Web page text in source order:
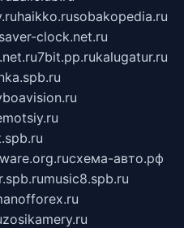
haikko.rusobakopedia.ru
clock.net.ru
7bit.pp.rukalugatur.ru
схема-авто.рф
music8.spb.ru
zosikamery.ru